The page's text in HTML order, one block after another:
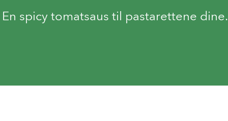
En spicy tomatsaus til pastarettene dine.